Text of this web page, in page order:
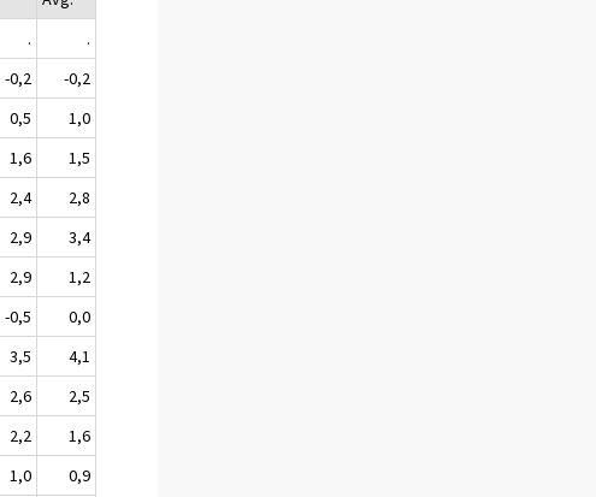
.
.
-0,2
-0,2
0,5
1,0
1,6
1,5
2,4
2,8
2,9
3,4
2,9
1,2
-0,5
0,0
3,5
4,1
2,6
2,5
2,2
1,6
1,0
0,9